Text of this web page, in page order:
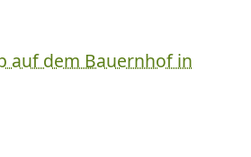
auf dem Bauernhof in